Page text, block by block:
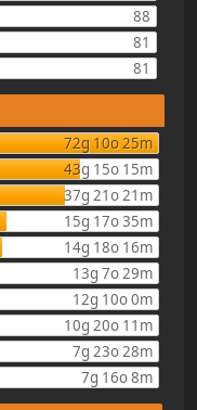
88
81
81
72g 10o 25m
43g 15o 15m
37g 21o 21m
15g 17o 35m
14g 18o 16m
13g 7o 29m
12g 10o 0m
10g 20o 11m
7g 23o 28m
7g 16o 8m